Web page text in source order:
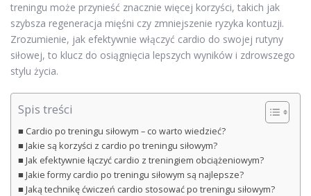
treningu może przynieść znacznie więcej korzyści, takich jak
szybsza regeneracja mięśni czy zmniejszenie ryzyka kontuzji.
Zrozumienie, jak efektywnie włączyć cardio do swojej rutyny
siłowej, to klucz do osiągnięcia lepszych wyników i zdrowszego
stylu życia.
Spis treści
Cardio po treningu siłowym – co warto wiedzieć?
Jakie są korzyści z cardio po treningu siłowym?
Jak efektywnie łączyć cardio z treningiem obciążeniowym?
Jakie formy cardio po treningu siłowym są najlepsze?
Jaką technikę ćwiczeń cardio stosować po treningu siłowym?